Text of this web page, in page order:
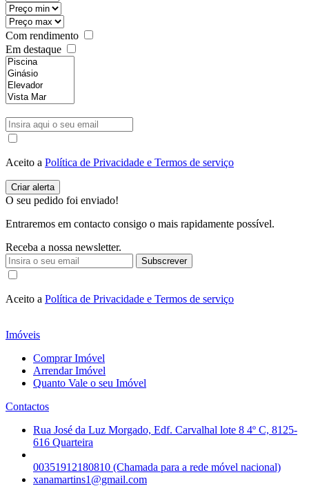
Com rendimento
Em destaque
Aceito a Política de Privacidade e Termos de serviço
O seu pedido foi enviado!
Entraremos em contacto consigo o mais rapidamente possível.
Receba a nossa newsletter.
Subscrever
Aceito a Política de Privacidade e Termos de serviço
Imóveis
Comprar Imóvel
Arrendar Imóvel
Quanto Vale o seu Imóvel
Contactos
Rua José da Luz Morgado, Edf. Carvalhal lote 8 4º C, 8125-
616 Quarteira
00351912180810 (Chamada para a rede móvel nacional)
xanamartins1@gmail.com